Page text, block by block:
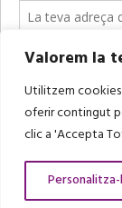
Valorem la
Utilitzem
oferir contingut
clic a 'Accepta